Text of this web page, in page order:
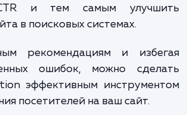
Console
возможности
Console. Он также
эффективность
CTR.